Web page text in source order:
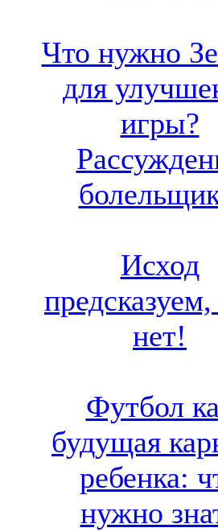
Что нужно
для
игры?
Исход
предсказуем,
нет!
Футбол
будущая
ребенка:
нужно